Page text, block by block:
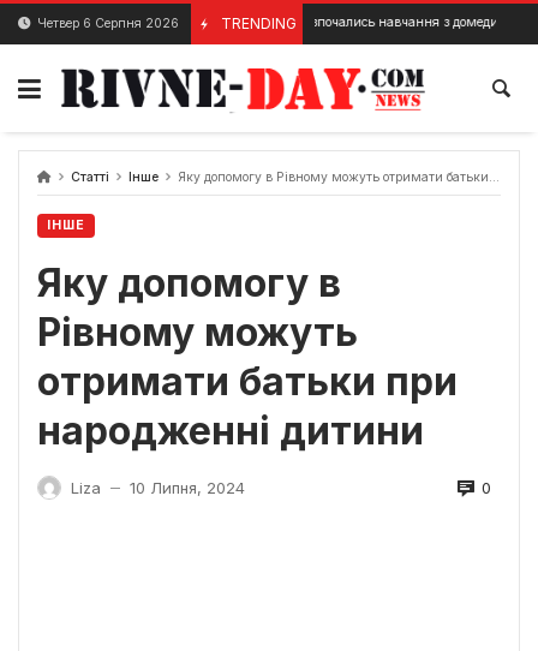
Skip
content
Четвер 6 Серпня 2026 TRENDING
10 Січня, 2024 У Рівному розпочались навчання з домедичної допомоги
Статті Інше Яку допомогу в Рівному можуть отримати батьки при народженні дитини
ІНШЕ
Яку допомогу в
Рівному можуть
отримати батьки при
народженні дитини
Liza — 10 Липня, 2024 0